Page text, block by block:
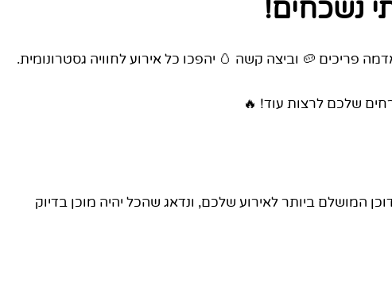
נשכחים!
פריכים 🥔 וביצה קשה 🥚 יהפכו כל אירוע לחוויה גסטרונומית.
שלכם לרצות עוד! 🔥
המושלם ביותר לאירוע שלכם, ונדאג שהכל יהיה מוכן בדיוק